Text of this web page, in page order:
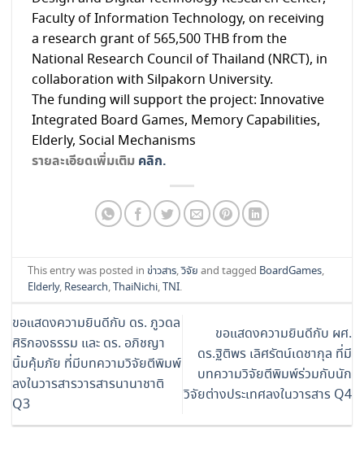
Faculty of Information Technology, on receiving
a research grant of 565,500 THB from the
National Research Council of Thailand (NRCT), in
collaboration with Silpakorn University.
The funding will support the project: Innovative
Integrated Board Games, Memory Capabilities,
Elderly, Social Mechanisms
รายละเอียดเพิ่มเติม คลิก.
This entry was posted inข่าวสาร,วิจัย and tagged BoardGames,
Elderly, Research,ThaiNichi,TNI.
ขอแสดงความยินดีกับ ดร. ภูวดล
ศิริกองธรรม และ ดร. อภิชญา
นิ้มคุ้มภัย ที่มีบทความวิจัยตีพิมพ์
ลงในวารสารวารสารนานาชาติ
Q3
ขอแสดงความยินดีกับ ผศ.
ดร.ฐิติพร เลิศรัตน์เดชากุล ที่มี
บทความวิจัยตีพิมพ์ร่วมกับนัก
วิจัยต่างประเทศลงในวารสาร Q4